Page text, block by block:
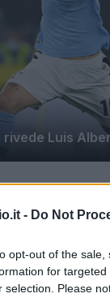
- Do Not
opt-out of the
for
selection. Please
rivede Luis
si preparano
finale di
La buona
Luis Alberto